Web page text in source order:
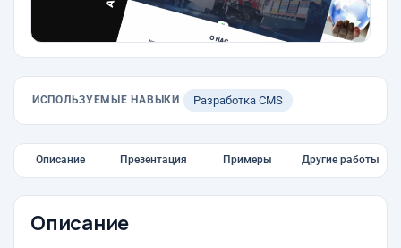
ИСПОЛЬЗУЕМЫЕ НАВЫКИ Разработка CMS
Описание Презентация Примеры Другие работы
Описание